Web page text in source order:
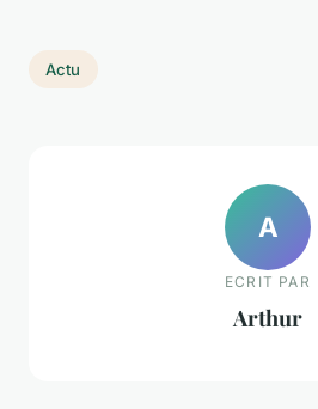
Actu
A
ECRIT PAR
Arthur